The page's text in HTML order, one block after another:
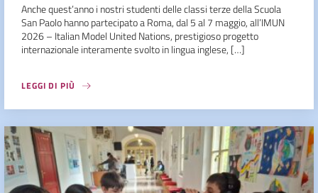
Anche quest’anno i nostri studenti delle classi terze della Scuola
San Paolo hanno partecipato a Roma, dal 5 al 7 maggio, all’IMUN
2026 – Italian Model United Nations, prestigioso progetto
internazionale interamente svolto in lingua inglese, […]
LEGGI DI PIÙ